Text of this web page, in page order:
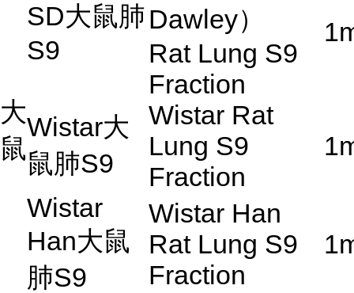
大
鼠
SD大鼠肺
S9
Dawley）
Rat Lung S9
Fraction
Wistar大
鼠肺S9
Wistar Rat
Lung S9
Fraction
Wistar
Han大鼠
肺S9
Wistar Han
Rat Lung S9
Fraction